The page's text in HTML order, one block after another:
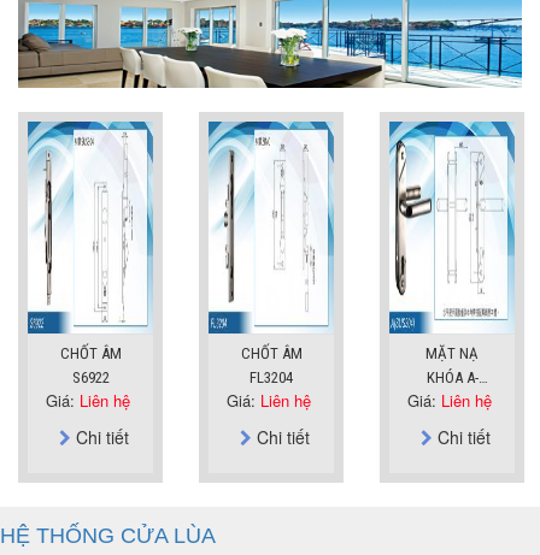
CHỐT ÂM
S6922
Giá: Liên hệ
Chi tiết
CHỐT ÂM
FL3204
Giá: Liên hệ
Chi tiết
MẶT NẠ
KHÓA A-
SUS304
Giá: Liên hệ
Chi tiết
HỆ THỐNG CỬA LÙA